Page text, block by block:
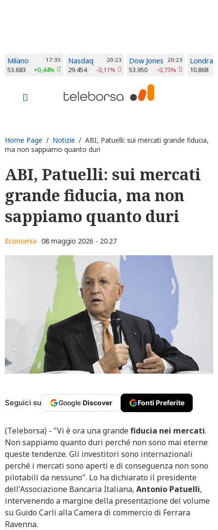
Milano 17:35
53.683 +0,44%
Nasdaq 20:23
29.454 -0,11%
Dow Jones 20:23
53.950 -0,73%
Londra
10.868
Home Page / Notizie / ABI, Patuelli: sui mercati grande fiducia,
ma non sappiamo quanto duri
ABI, Patuelli: sui mercati
grande fiducia, ma non
sappiamo quanto duri
Economia 08 maggio 2026 - 20.27
Seguici su Google Discover Fonti Preferite
(Teleborsa) - "Vi è ora una grandefiducia nei mercati.
Non sappiamo quanto duri perché non sono mai eterne
queste tendenze. Gli investitori sono internazionali
perché i mercati sono aperti e di conseguenza non sono
pilotabili da nessuno". Lo ha dichiarato il presidente
dell'Associazione Bancaria Italiana, Antonio Patuelli,
intervenendo a margine della presentazione del volume
su Guido Carli alla Camera di commercio di Ferrara
Ravenna.